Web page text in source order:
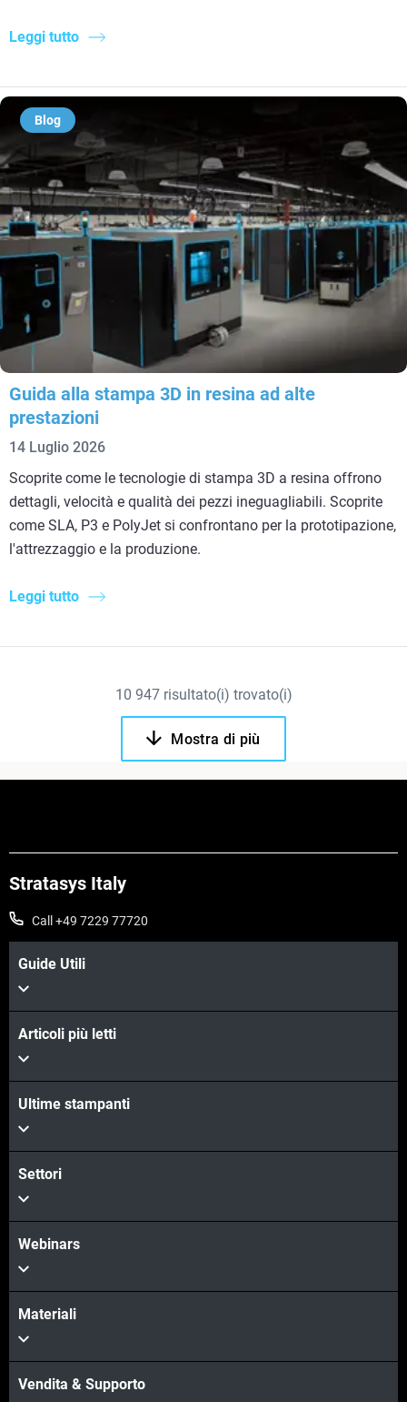
Leggi tutto
Blog
Guida alla stampa 3D in resina ad alte
prestazioni
14 Luglio 2026
Scoprite come le tecnologie di stampa 3D a resina offrono
dettagli, velocità e qualità dei pezzi ineguagliabili. Scoprite
come SLA, P3 e PolyJet si confrontano per la prototipazione,
l'attrezzaggio e la produzione.
Leggi tutto
10 947risultato(i) trovato(i)
Mostra di più
Stratasys Italy
Call +49 7229 77720
Guide Utili
Articoli più letti
Ultime stampanti
Settori
Webinars
Materiali
Vendita & Supporto